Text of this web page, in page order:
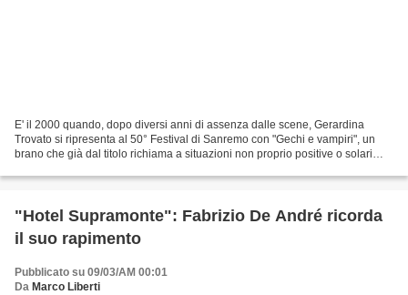
E' il 2000 quando, dopo diversi anni di assenza dalle scene, Gerardina
Trovato si ripresenta al 50° Festival di Sanremo con "Gechi e vampiri", un
brano che già dal titolo richiama a situazioni non proprio positive o solari
"Hotel Supramonte": Fabrizio De André ricorda
il suo rapimento
Pubblicato su 09/03/AM 00:01
Da Marco Liberti